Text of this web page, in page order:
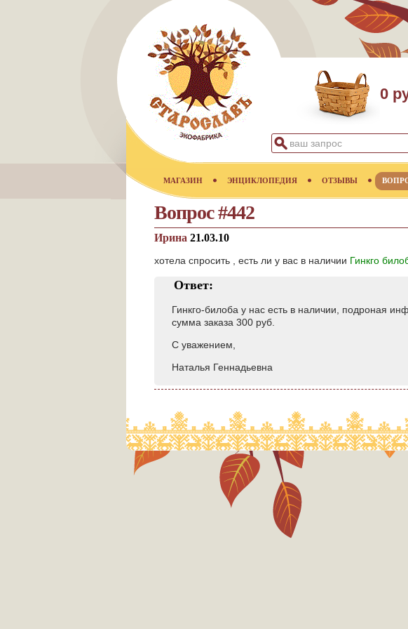
0
МАГАЗИН ЭНЦИКЛОПЕДИЯ ОТЗЫВЫ
Вопрос #442
Ирина 21.03.10
хотела спросить , есть ли у вас в наличии Гинкго
Ответ:
Гинкго-билоба у нас есть в наличии, подроная
сумма заказа 300 руб.
С уважением,
Наталья Геннадьевна